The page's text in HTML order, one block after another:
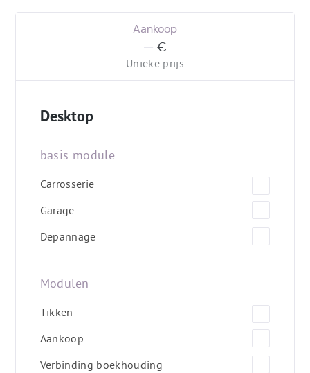
Aankoop
— €
(Unieke prijs)
Desktop
basis module
Carrosserie
Garage
Depannage
Modulen
Tikken
Aankoop
Verbinding boekhouding